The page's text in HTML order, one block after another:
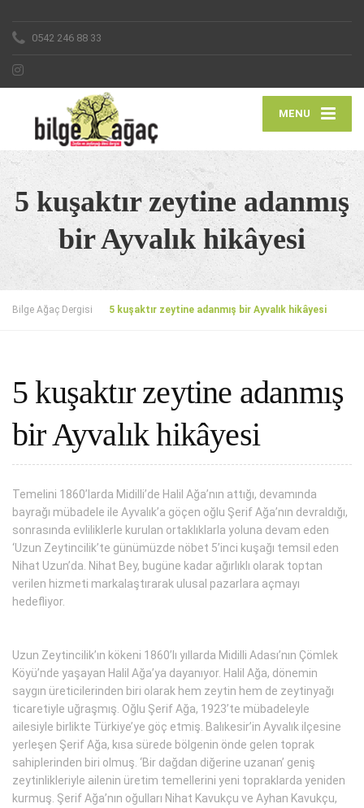
0542 246 88 33
MENU
5 kuşaktır zeytine adanmış
bir Ayvalık hikâyesi
Bilge Ağaç Dergisi 5 kuşaktır zeytine adanmış bir Ayvalık hikâyesi
5 kuşaktır zeytine adanmış
bir Ayvalık hikâyesi
Temelini 1860’larda Midilli’de Halil Ağa’nın attığı, devamında
bayrağı mübadele ile Ayvalık’a göçen oğlu Şerif Ağa’nın devraldığı,
sonrasında evliliklerle kurulan ortaklıklarla yoluna devam eden
‘Uzun Zeytincilik’te günümüzde nöbet 5’inci kuşağı temsil eden
Nihat Uzun’da. Nihat Bey, bugüne kadar ağırlıklı olarak toptan
verilen hizmeti markalaştırarak ulusal pazarlara açmayı
hedefliyor.
Uzun Zeytincilik’ın kökeni 1860’lı yıllarda Midilli Adası’nın Çömlek
Köyü’nde yaşayan Halil Ağa’ya dayanıyor. Halil Ağa, dönemin
saygın üreticilerinden biri olarak hem zeytin hem de zeytinyağı
ticaretiyle uğraşmış. Oğlu Şerif Ağa, 1923’te mübadeleyle
ailesiyle birlikte Türkiye’ye göç etmiş. Balıkesir’in Ayvalık ilçesine
yerleşen Şerif Ağa, kısa sürede bölgenin önde gelen toprak
sahiplerinden biri olmuş. ‘Bir dağdan diğerine uzanan’ geniş
zeytinlikleriyle ailenin üretim temellerini yeni topraklarda yeniden
kurmuş. Şerif Ağa’nın oğulları Nihat Kavukçu ve Ayhan Kavukçu,